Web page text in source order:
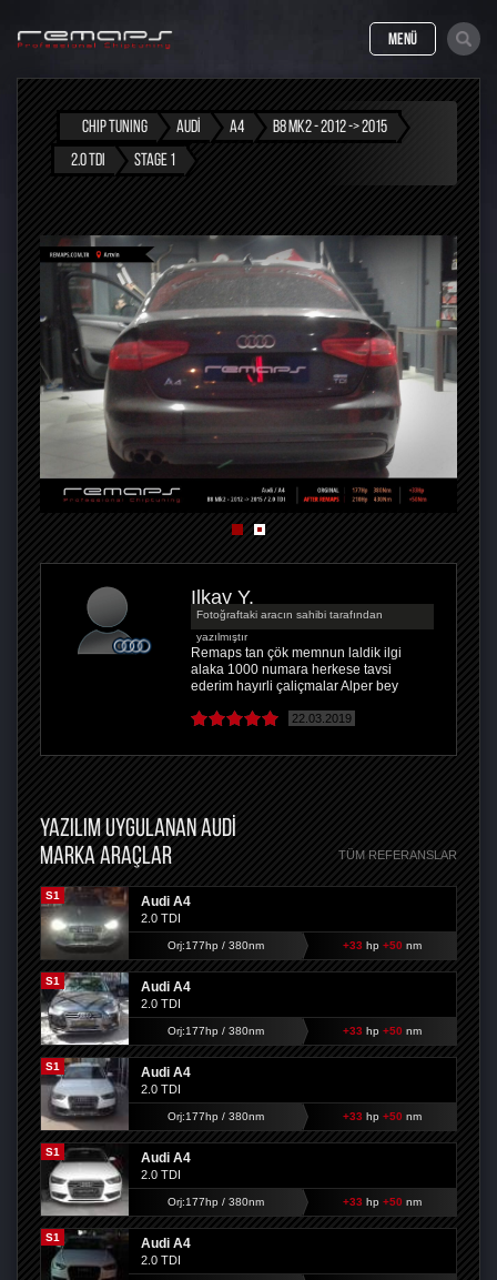
MENÜ
CHIP TUNING AUDI A4
B8 MK2 - 2012 -> 2015
2.0 TDI
STAGE 1
Ilkay Y.
Fotoğraftaki aracın sahibi tarafından
yazılmıştır
Remaps tan çök memnun laldik ilgi
alaka 1000 numara herkese tavsi
ederim hayırli çaliçmalar Alper bey
22.03.2019
YAZILIM UYGULANAN AUDI
MARKA ARAÇLAR
TÜM REFERANSLAR
S1 Audi A4
2.0 TDI
Orj:177hp / 380nm +33 hp +50 nm
S1 Audi A4
2.0 TDI
Orj:177hp / 380nm +33 hp +50 nm
S1 Audi A4
2.0 TDI
Orj:177hp / 380nm +33 hp +50 nm
S1 Audi A4
2.0 TDI
Orj:177hp / 380nm +33 hp +50 nm
S1 Audi A4
2.0 TDI